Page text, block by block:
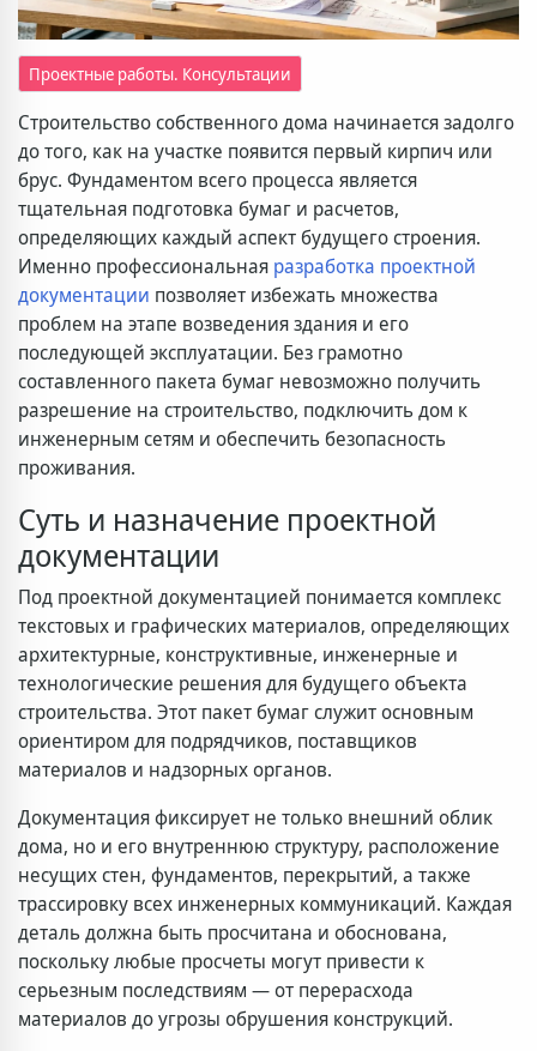
Проектные работы. Консультации
Строительство собственного дома начинается задолго
до того, как на участке появится первый кирпич или
брус. Фундаментом всего процесса является
тщательная подготовка бумаг и расчетов,
определяющих каждый аспект будущего строения.
Именно профессиональная разработка проектной
документации позволяет избежать множества
проблем на этапе возведения здания и его
последующей эксплуатации. Без грамотно
составленного пакета бумаг невозможно получить
разрешение на строительство, подключить дом к
инженерным сетям и обеспечить безопасность
проживания.
Суть и назначение проектной
документации
Под проектной документацией понимается комплекс
текстовых и графических материалов, определяющих
архитектурные, конструктивные, инженерные и
технологические решения для будущего объекта
строительства. Этот пакет бумаг служит основным
ориентиром для подрядчиков, поставщиков
материалов и надзорных органов.
Документация фиксирует не только внешний облик
дома, но и его внутреннюю структуру, расположение
несущих стен, фундаментов, перекрытий, а также
трассировку всех инженерных коммуникаций. Каждая
деталь должна быть просчитана и обоснована,
поскольку любые просчеты могут привести к
серьезным последствиям — от перерасхода
материалов до угрозы обрушения конструкций.